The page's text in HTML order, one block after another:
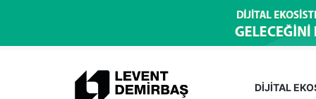
DİJİTAL